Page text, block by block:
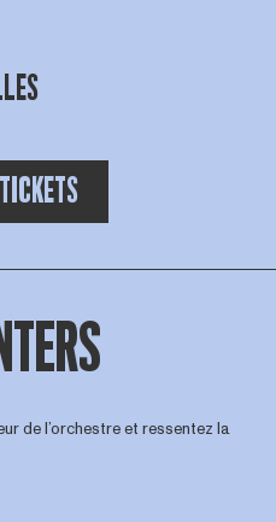
de l’orchestre et ressentez la